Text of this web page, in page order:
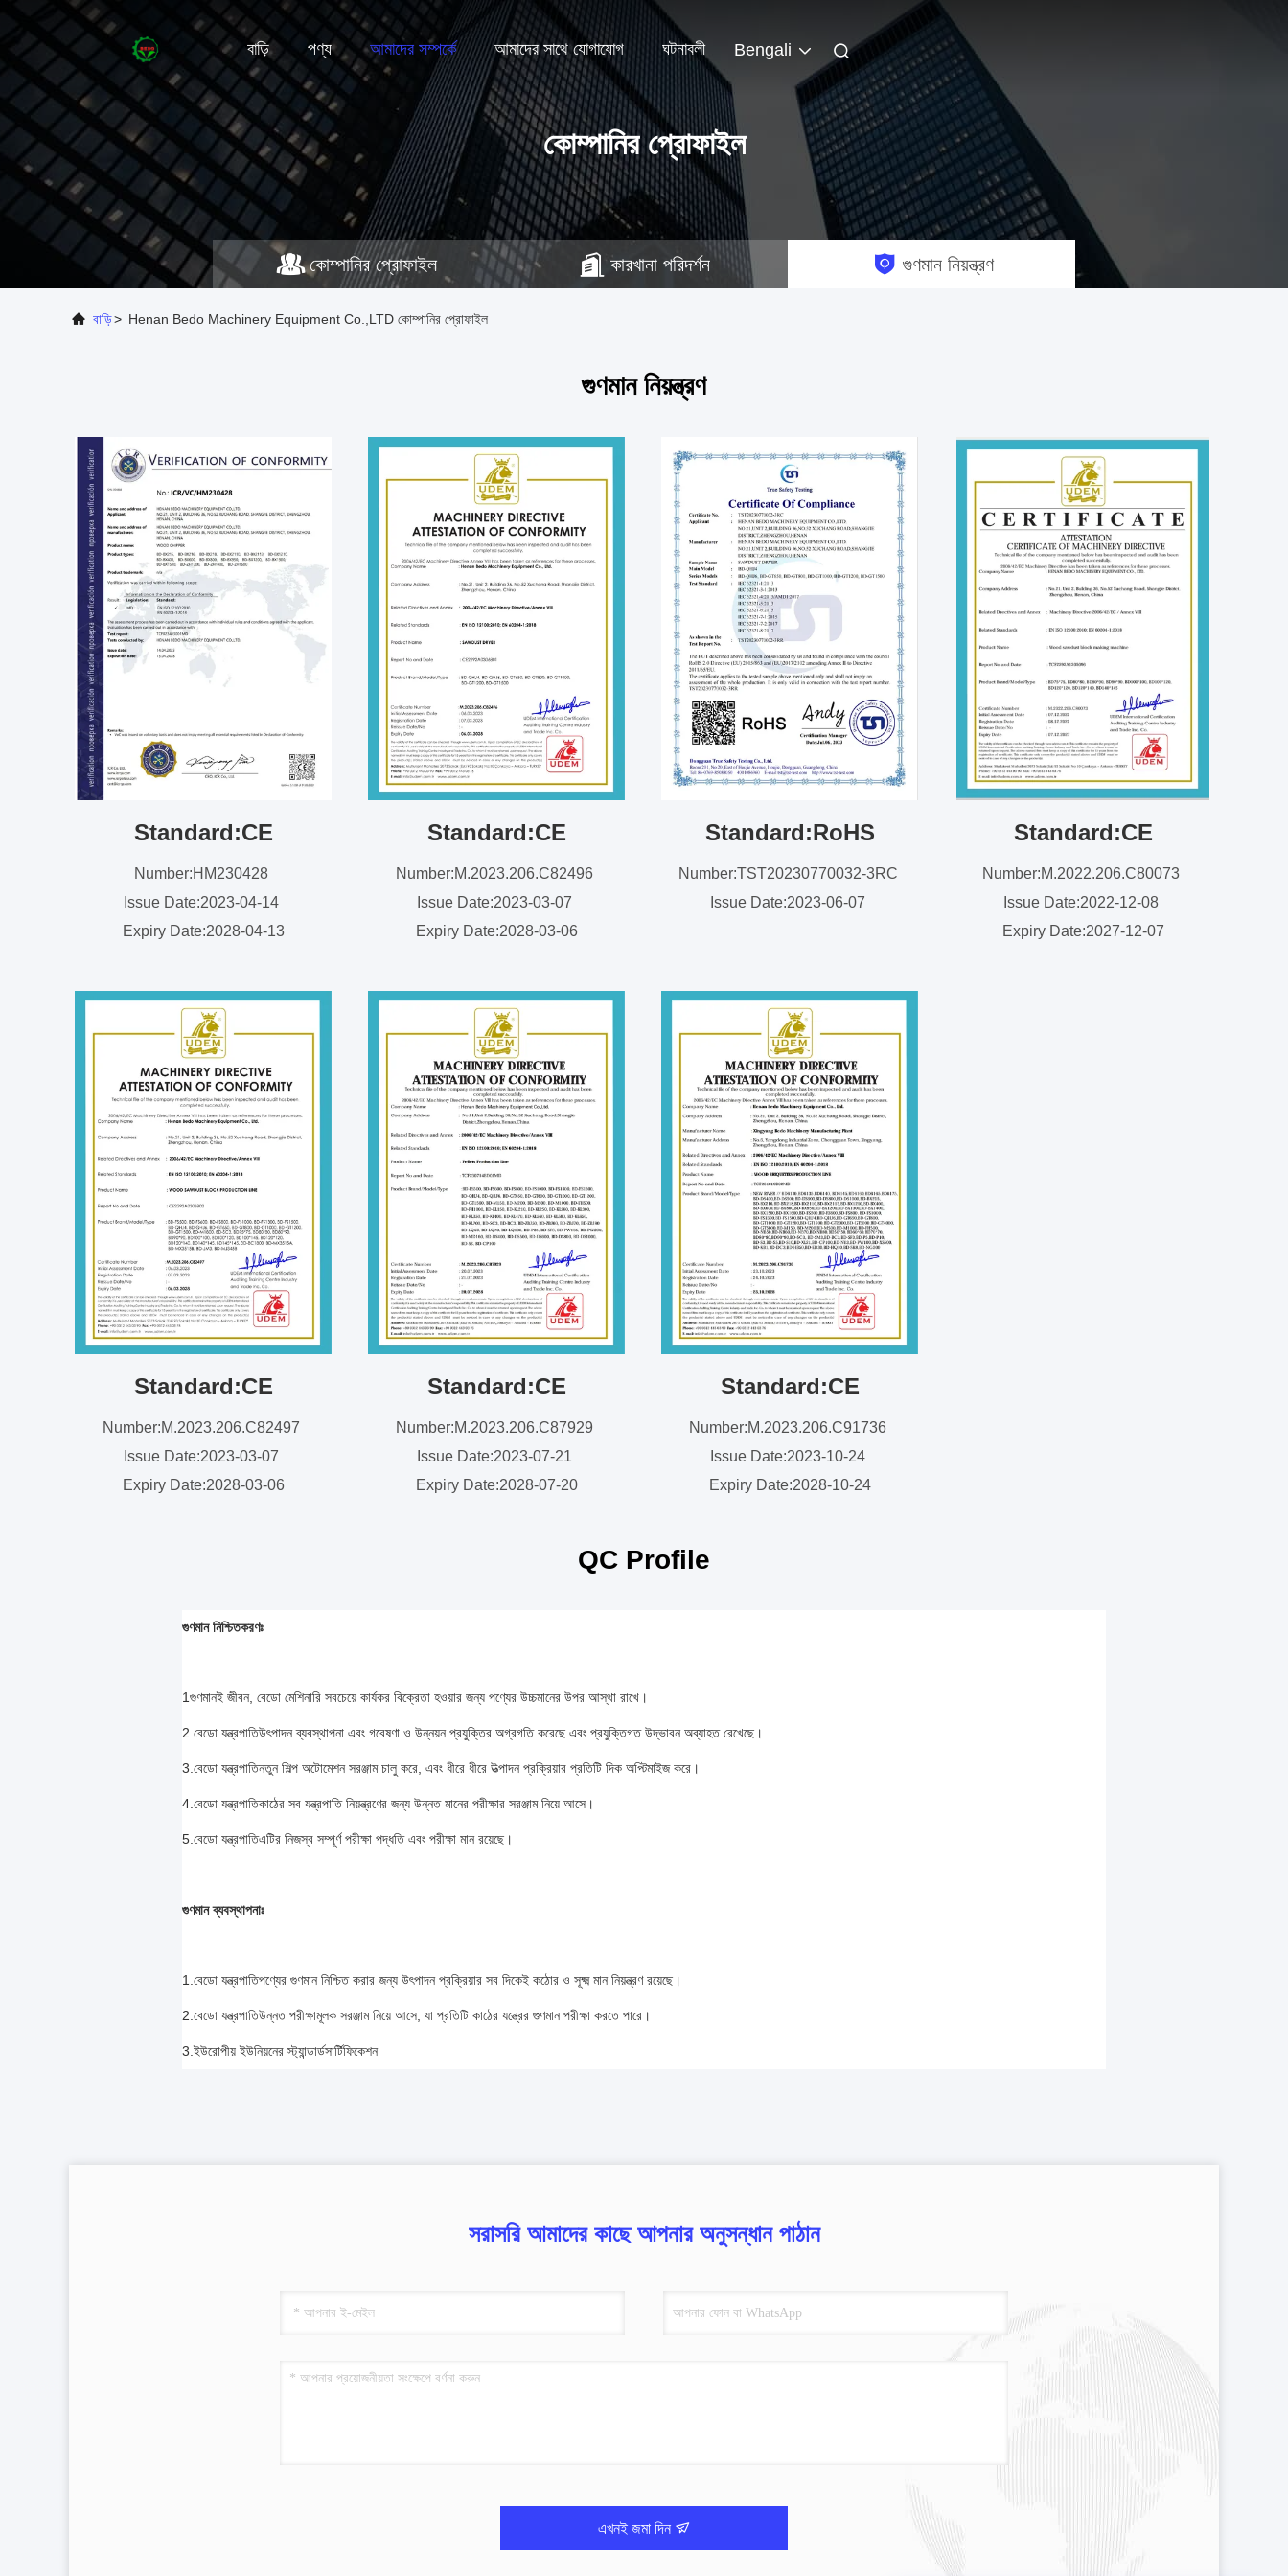
বাড়ি পণ্য আমাদের সম্পর্কে আমাদের সাথে যোগাযোগ ঘটনাবলী Bengali
কোম্পানির প্রোফাইল
কোম্পানির প্রোফাইল কারখানা পরিদর্শন গুণমান নিয়ন্ত্রণ
বাড়ি> Henan Bedo Machinery Equipment Co.,LTD কোম্পানির প্রোফাইল
গুণমান নিয়ন্ত্রণ
Standard:CE
Number:HM230428
Issue Date:2023-04-14
Expiry Date:2028-04-13
Standard:CE
Number:M.2023.206.C82496
Issue Date:2023-03-07
Expiry Date:2028-03-06
Standard:RoHS
Number:TST20230770032-3RC
Issue Date:2023-06-07
Standard:CE
Number:M.2022.206.C80073
Issue Date:2022-12-08
Expiry Date:2027-12-07
Standard:CE
Number:M.2023.206.C82497
Issue Date:2023-03-07
Expiry Date:2028-03-06
Standard:CE
Number:M.2023.206.C87929
Issue Date:2023-07-21
Expiry Date:2028-07-20
Standard:CE
Number:M.2023.206.C91736
Issue Date:2023-10-24
Expiry Date:2028-10-24
QC Profile
গুণমান নিশ্চিতকরণঃ
1গুণমানই জীবন, বেডো মেশিনারি সবচেয়ে কার্যকর বিক্রেতা হওয়ার জন্য পণ্যের উচ্চমানের উপর আস্থা রাখে।
2. বেডো যন্ত্রপাতিউৎপাদন ব্যবস্থাপনা এবং গবেষণা ও উন্নয়ন প্রযুক্তির অগ্রগতি করেছে এবং প্রযুক্তিগত উদ্ভাবন অব্যাহত রেখেছে।
3. বেডো যন্ত্রপাতিনতুন শিল্প অটোমেশন সরঞ্জাম চালু করে, এবং ধীরে ধীরে উত্পাদন প্রক্রিয়ার প্রতিটি দিক অপ্টিমাইজ করে।
4. বেডো যন্ত্রপাতিকাঠের সব যন্ত্রপাতি নিয়ন্ত্রণের জন্য উন্নত মানের পরীক্ষার সরঞ্জাম নিয়ে আসে।
5. বেডো যন্ত্রপাতিএটির নিজস্ব সম্পূর্ণ পরীক্ষা পদ্ধতি এবং পরীক্ষা মান রয়েছে।
গুণমান ব্যবস্থাপনাঃ
1. বেডো যন্ত্রপাতিপণ্যের গুণমান নিশ্চিত করার জন্য উৎপাদন প্রক্রিয়ার সব দিকেই কঠোর ও সূক্ষ্ম মান নিয়ন্ত্রণ রয়েছে।
2. বেডো যন্ত্রপাতিউন্নত পরীক্ষামূলক সরঞ্জাম নিয়ে আসে, যা প্রতিটি কাঠের যন্ত্রের গুণমান পরীক্ষা করতে পারে।
3.ইউরোপীয় ইউনিয়নের স্ট্যান্ডার্ডসার্টিফিকেশন
সরাসরি আমাদের কাছে আপনার অনুসন্ধান পাঠান
এখনই জমা দিন